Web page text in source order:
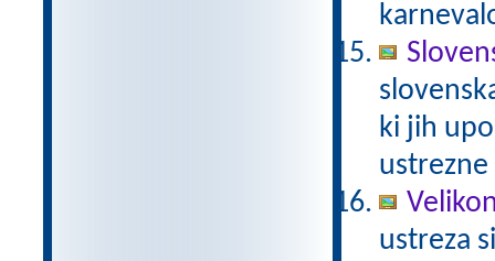
ki jih
ustreza